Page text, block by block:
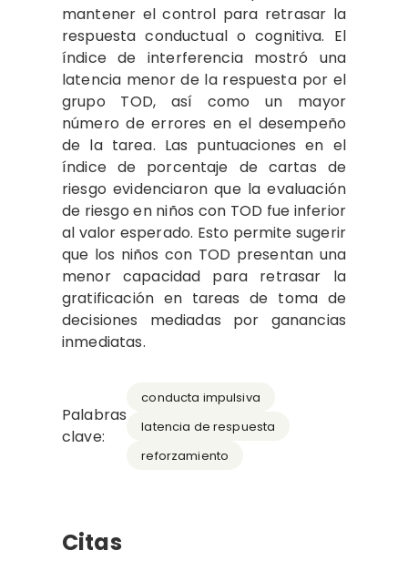
mantener el control para retrasar la
respuesta conductual o cognitiva. El
índice de interferencia mostró una
latencia menor de la respuesta por el
grupo TOD, así como un mayor
número de errores en el desempeño
de la tarea. Las puntuaciones en el
índice de porcentaje de cartas de
riesgo evidenciaron que la evaluación
de riesgo en niños con TOD fue inferior
al valor esperado. Esto permite sugerir
que los niños con TOD presentan una
menor capacidad para retrasar la
gratificación en tareas de toma de
decisiones mediadas por ganancias
inmediatas.
Palabras
clave:
conducta impulsiva
latencia de respuesta
reforzamiento
Citas